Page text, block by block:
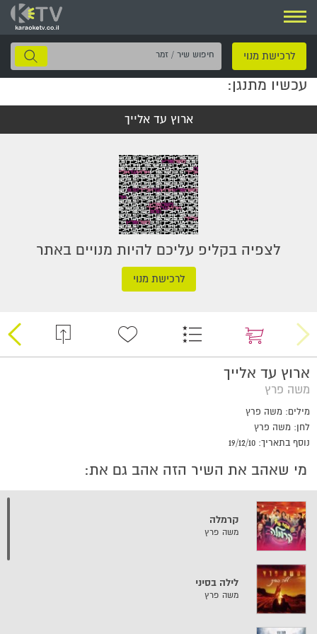
ניווט
לרכישת מנוי
חיפוש
שיר
עכשיו מתנגן:
ארוץ עד אלייך
לצפיה בקליפ עליכם להיות מנויים באתר
לרכישת מנוי
ארוץ עד אלייך
משה פרץ
מילים: משה פרץ
לחן: משה פרץ
נוסף בתאריך: 19/12/10
מי שאהב את השיר הזה אהב גם את:
קרמלה
משה פרץ
לילה בסיני
משה פרץ